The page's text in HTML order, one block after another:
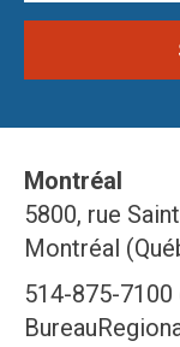
Montréal
5800, rue
Montréal
514-875-